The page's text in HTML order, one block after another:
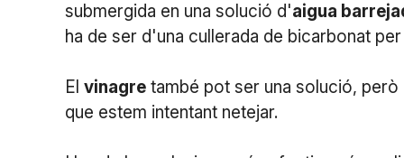
submergida en una solució d'aigua
ha de ser d'una cullerada de bicarbonat
El vinagre també pot ser una solució,
que estem intentant netejar.